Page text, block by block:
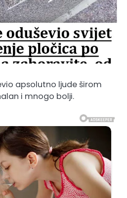
apsolutno ljude širom
i mnogo bolji.